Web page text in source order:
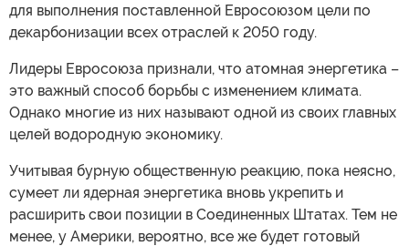
для выполнения поставленной Евросоюзом цели по
декарбонизации всех отраслей к 2050 году.
Лидеры Евросоюза признали, что атомная энергетика –
это важный способ борьбы с изменением климата.
Однако многие из них называют одной из своих главных
целей водородную экономику.
Учитывая бурную общественную реакцию, пока неясно,
сумеет ли ядерная энергетика вновь укрепить и
расширить свои позиции в Соединенных Штатах. Тем не
менее, у Америки, вероятно, все же будет готовый